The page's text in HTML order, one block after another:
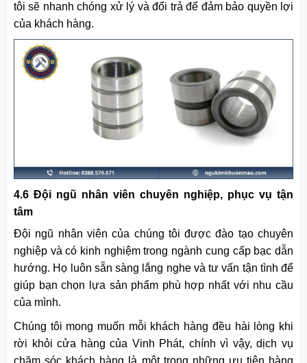
tôi sẽ nhanh chóng xử lý và đổi trả để đảm bảo quyền lợi
của khách hàng.
4.6 Đội ngũ nhân viên chuyên nghiệp, phục vụ tận
tâm
Đội ngũ nhân viên của chúng tôi được đào tạo chuyên
nghiệp và có kinh nghiệm trong ngành cung cấp bạc dẫn
hướng. Họ luôn sẵn sàng lắng nghe và tư vấn tận tình để
giúp bạn chọn lựa sản phẩm phù hợp nhất với nhu cầu
của mình.
Chúng tôi mong muốn mỗi khách hàng đều hài lòng khi
rời khỏi cửa hàng của Vinh Phát, chính vì vậy, dịch vụ
chăm sóc khách hàng là một trong những ưu tiên hàng